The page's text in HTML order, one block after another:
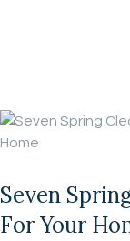
Seven
For Your